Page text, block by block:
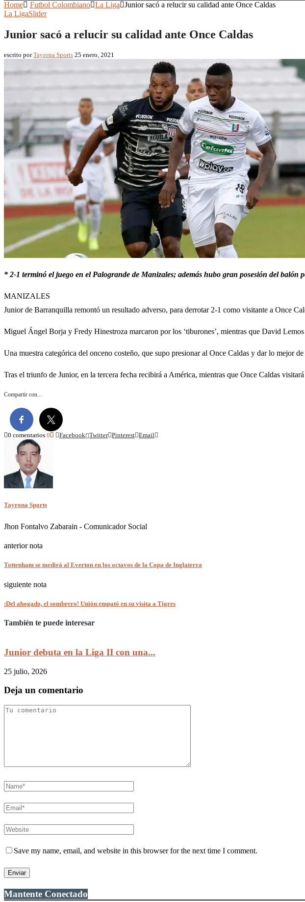
Home Futbol Colombiano La Liga
Junior sacó a relucir su calidad ante Once Caldas
La LigaSlider
Junior sacó a relucir su calidad ante Once Caldas
escrito porTayrona Sports 25 enero, 2021
* 2-1 terminó el juego en el Palogrande de Manizales; además hubo gran posesión del balón
MANIZALES
Junior de Barranquilla remontó un resultado adverso, para derrotar 2-1 como visitante a Once
Miguel Ángel Borja y Fredy Hinestroza marcaron por los ‘tiburones’, mientras que David Lemos
Una muestra categórica del onceno costeño, que supo presionar al Once Caldas y dar lo
Tras el triunfo de Junior, en la tercera fecha recibirá a América, mientras que Once Caldas
Compartir con...
0 comentarios 0 Facebook Twitter Pinterest Email
Tayrona Sports
Jhon Fontalvo Zabarain - Comunicador Social
anterior nota
Tottenham se medirá al Everton en los octavos de la Copa de Inglaterra
siguiente nota
¡Del ahogado, el sombrero! Unión empató en su visita a Tigres
También te puede interesar
Junior debuta en la Liga II con una...
25 julio, 2026
Deja un comentario
Save my name, email, and website in this browser for the next time I comment.
Mantente Conectado